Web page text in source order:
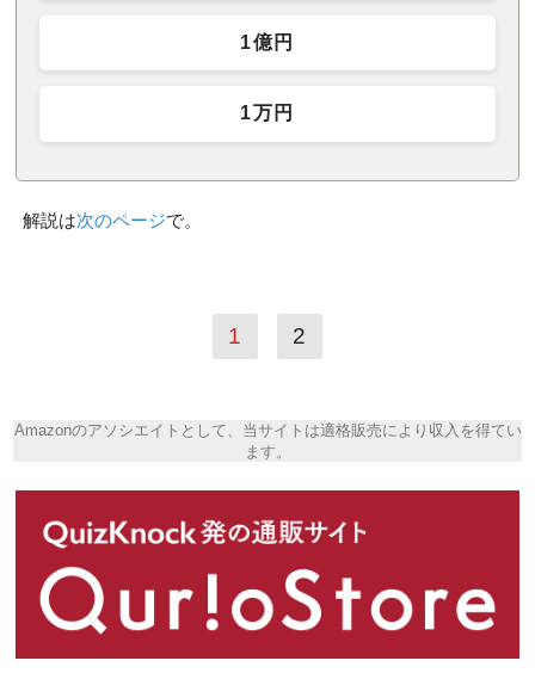
1億円
1万円
解説は次のページで。
1 2
Amazonのアソシエイトとして、当サイトは適格販売により収入を得てい
ます。